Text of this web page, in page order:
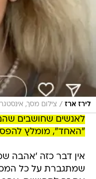
לירז ארז / צילום מסך,
לאנשים שחושבים
"האחד", מומלץ
אין דבר כזה 'אהבה
שמתגברת על כל